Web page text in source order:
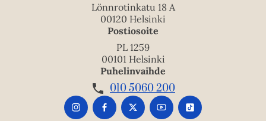
Lönnrotinkatu 18 A
00120 Helsinki
Postiosoite
PL 1259
00101 Helsinki
Puhelinvaihde
010 5060 200